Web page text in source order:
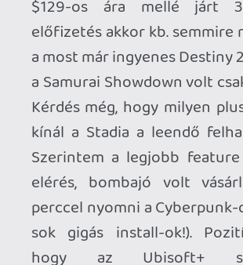
Az x-es gamepassban jobb játékok vannak,
persze, ez igaz. Remélhetőleg majd bővül a
kínálat itt is komolyabb címekkel.
gondolta a google. Pl nálunk hivatalosan
nem is kapható a kontroller. De amúgy (pl
ahogy én is szereztem ebayről) nem
annyira drága, kb $100-ba kerül a
Premiere Edition, ami chromecast +
kontroller. Azért az nagyon jó ár a két
eszközért. Én imádom mindkettőt,
chromecastot használjuk most már
netflix/youtube-ra, a kontroller meg
stadián kívül jó pc-hez is (elkezdtem
dreamcast emulátorral játszani,
tökéletes!). De persze egy fullos tv